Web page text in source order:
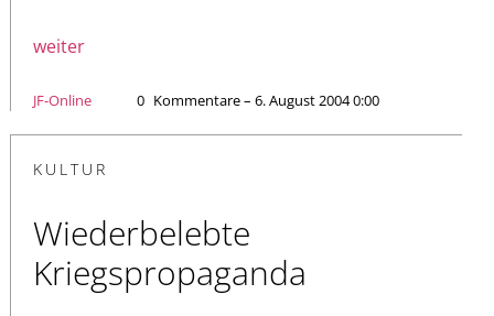
weiter
JF-Online 0 Kommentare – 6. August 2004 0:00
KULTUR
Wiederbelebte
Kriegspropaganda